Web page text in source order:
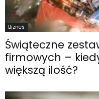
Biznes
Świąteczne
firmowych –
większą ilość?